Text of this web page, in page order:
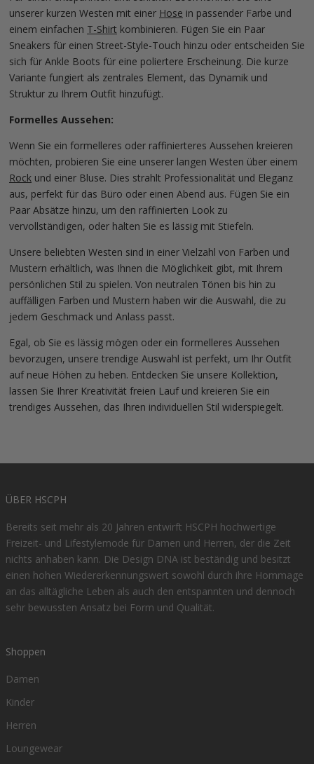
unserer kurzen Westen mit einer Hose in passender Farbe und
einem einfachen T-Shirt kombinieren. Fügen Sie ein Paar
Sneakers für einen Street-Style-Touch hinzu oder entscheiden Sie
sich für Ankle Boots für eine poliertere Erscheinung. Die kurze
Variante fungiert als zentrales Element, das Dynamik und
Struktur zu Ihrem Outfit hinzufügt.
Formelles Aussehen:
Wenn Sie ein formelleres oder raffinierteres Aussehen kreieren
möchten, probieren Sie eine unserer langen Westen über einem
Rock und einer Bluse. Dies strahlt Professionalität und Eleganz
aus, perfekt für das Büro oder einen Abend aus. Fügen Sie ein
Paar Absätze hinzu, um den raffinierten Look zu
vervollständigen, oder halten Sie es lässig mit Stiefeln.
Unsere beliebten Westen sind in einer Vielzahl von Farben und
Mustern erhältlich, was Ihnen die Möglichkeit gibt, mit Ihrem
persönlichen Stil zu spielen. Von neutralen Tönen bis hin zu
auffälligen Farben und Mustern haben wir die Auswahl, die zu
jedem Geschmack und Anlass passt.
Egal, ob Sie es lässig mögen oder ein formelleres Aussehen
bevorzugen, unsere trendige Auswahl ist perfekt, um Ihr Outfit
auf neue Höhen zu heben. Entdecken Sie unsere Kollektion,
lassen Sie Ihrer Kreativität freien Lauf und kreieren Sie ein
trendiges Aussehen, das Ihren individuellen Stil widerspiegelt.
ÜBER HSCPH
Bereits seit mehr als 20 Jahren entwirft HSCPH hochwertige
Freizeit- und Lifestylemode für Damen und Herren, der die Zeit
nichts anhaben kann. Die Design DNA ist beständig und besitzt
einen hohen Wiedererkennungswert sowohl durch ihre Hommage
an das alltägliche Leben als auch den entspannten und dennoch
sehr bewussten Ansatz bei Form und Qualität.
Shoppen
Damen
Kinder
Herren
Loungewear